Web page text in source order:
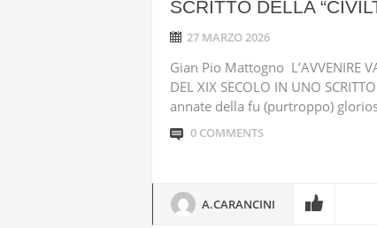
SCRITTO DELLA
27 MARZO 2026
Gian Pio Mattogno L’AVVENIRE
DEL XIX SECOLO IN UNO
annate della fu (purtroppo)
0 COMMENTS
A.CARANCINI